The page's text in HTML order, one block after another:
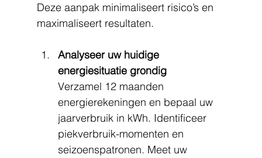
Deze aanpak minimaliseert risico’s en
maximaliseert resultaten.
Analyseer uw huidige
energiesituatie grondig
Verzamel 12 maanden
energierekeningen en bepaal uw
jaarverbruik in kWh. Identificeer
piekverbruik-momenten en
seizoenspatronen. Meet uw